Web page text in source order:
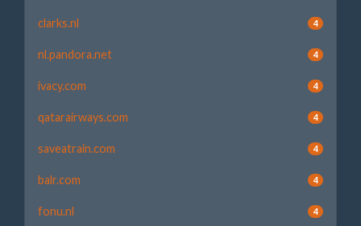
clarks.nl 4
nl.pandora.net 4
ivacy.com 4
qatarairways.com 4
saveatrain.com 4
balr.com 4
fonu.nl 4